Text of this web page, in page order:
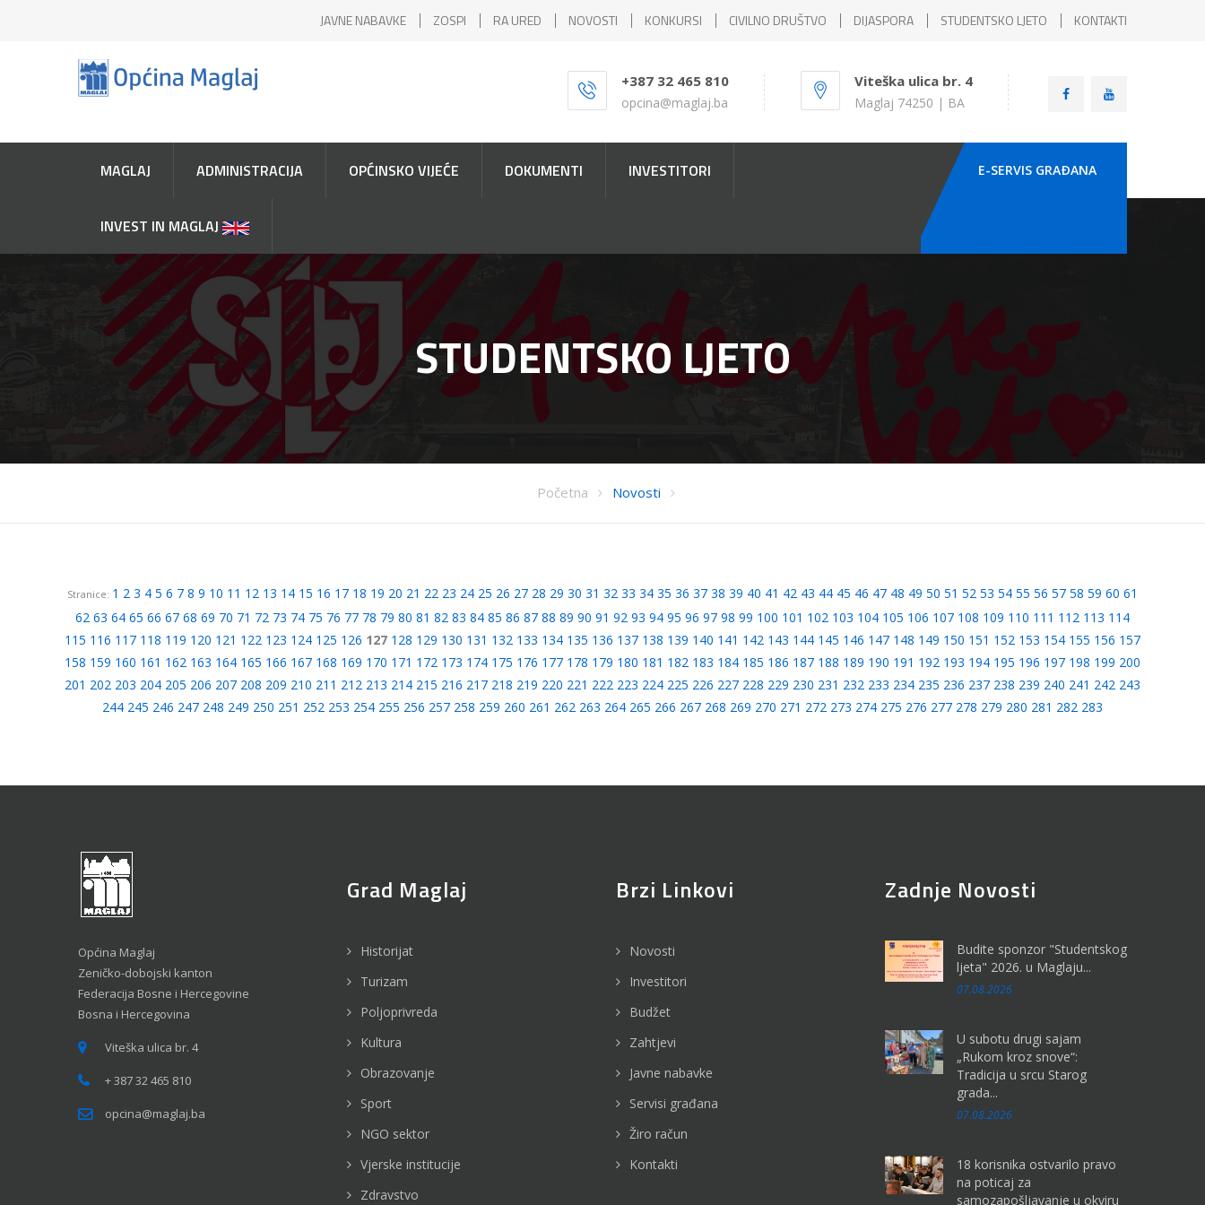
JAVNE NABAVKE ZOSPI RA URED NOVOSTI KONKURSI CIVILNO DRUŠTVO DIJASPORA STUDENTSKO LJETO KONTAKTI
+387 32 465 810
opcina@maglaj.ba
Viteška ulica br. 4
Maglaj 74250 | BA
MAGLAJ ADMINISTRACIJA OPĆINSKO VIJEĆE DOKUMENTI INVESTITORI
INVEST IN MAGLAJ
E-SERVIS GRAÐANA
STUDENTSKO LJETO
Početna Novosti
Stranice: 1 2 3 4 5 6 7 8 9 10 11 12 13 14 15 16 17 18 19 20 21 22 23 24 25 26 27 28 29 30 31 32 33 34 35 36 37 38 39 40 41 42 43 44 45 46 47 48 49 50 51 52 53 54 55 56 57 58 59 60 61
62 63 64 65 66 67 68 69 70 71 72 73 74 75 76 77 78 79 80 81 82 83 84 85 86 87 88 89 90 91 92 93 94 95 96 97 98 99 100 101 102 103 104 105 106 107 108 109 110 111 112 113 114
115 116 117 118 119 120 121 122 123 124 125 126 127 128 129 130 131 132 133 134 135 136 137 138 139 140 141 142 143 144 145 146 147 148 149 150 151 152 153 154 155 156 157
158 159 160 161 162 163 164 165 166 167 168 169 170 171 172 173 174 175 176 177 178 179 180 181 182 183 184 185 186 187 188 189 190 191 192 193 194 195 196 197 198 199 200
201 202 203 204 205 206 207 208 209 210 211 212 213 214 215 216 217 218 219 220 221 222 223 224 225 226 227 228 229 230 231 232 233 234 235 236 237 238 239 240 241 242 243
244 245 246 247 248 249 250 251 252 253 254 255 256 257 258 259 260 261 262 263 264 265 266 267 268 269 270 271 272 273 274 275 276 277 278 279 280 281 282 283
Općina Maglaj
Zeničko-dobojski kanton
Federacija Bosne i Hercegovine
Bosna i Hercegovina
Viteška ulica br. 4
+ 387 32 465 810
opcina@maglaj.ba
Grad Maglaj
Historijat
Turizam
Poljoprivreda
Kultura
Obrazovanje
Sport
NGO sektor
Vjerske institucije
Zdravstvo
Brzi Linkovi
Novosti
Investitori
Budžet
Zahtjevi
Javne nabavke
Servisi građana
Žiro račun
Kontakti
Zadnje Novosti
Budite sponzor "Studentskog
ljeta" 2026. u Maglaju...
07.08.2026
U subotu drugi sajam
„Rukom kroz snove“:
Tradicija u srcu Starog
grada...
07.08.2026
18 korisnika ostvarilo pravo
na poticaj za
samozapošljavanje u okviru